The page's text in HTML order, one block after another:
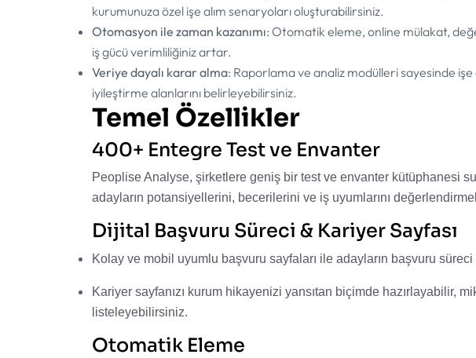
kurumunuza özel işe alım senaryoları oluşturabilirsiniz.
Otomasyon ile zaman kazanımı: Otomatik eleme, online mülakat,
iş gücü verimliliğiniz artar.
Veriye dayalı karar alma: Raporlama ve analiz modülleri sayesinde
iyileştirme alanlarını belirleyebilirsiniz.
Temel Özellikler
400+ Entegre Test ve Envanter
Peoplise Analyse, şirketlere geniş bir test ve envanter kütüphanesi
adayların potansiyellerini, becerilerini ve iş uyumlarını
Dijital Başvuru Süreci & Kariyer Sayfası
Kolay ve mobil uyumlu başvuru sayfaları ile adayların başvuru süreci
Kariyer sayfanızı kurum hikayenizi yansıtan biçimde hazırlayabilir,
listeleyebilirsiniz.
Otomatik Eleme